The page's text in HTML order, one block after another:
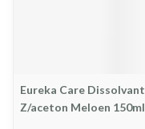
Eureka Care Dissolvant
Z/aceton Meloen 150ml